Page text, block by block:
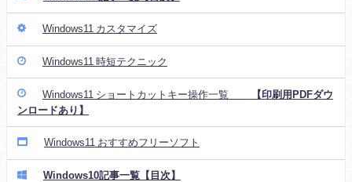
Windows11 カスタマイズ
Windows11 時短テクニック
Windows11 ショートカットキー操作一覧
【印刷用PDFダウ
ンロードあり】
Windows11 おすすめフリーソフト
Windows10記事一覧【目次】